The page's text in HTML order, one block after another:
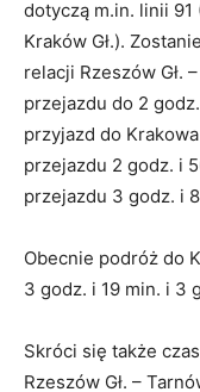
dotyczą m.in. linii 91
Kraków Gł.).
relacji Rzeszów Gł.
przejazdu do 2
przyjazd do
przejazdu 2 godz. i
przejazdu 3 godz. i
Obecnie podróż do
3 godz. i 19 min. i 3
Skróci się także
Rzeszów Gł. –